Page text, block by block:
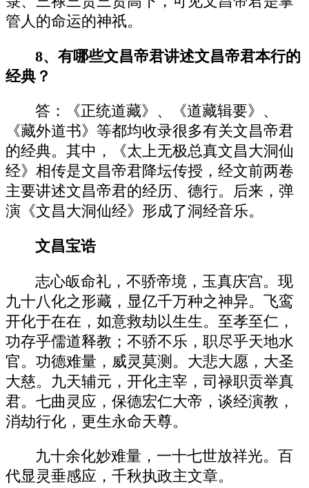
管人的命运的神祇。
8、有哪些文昌帝君讲述文昌帝君本行的
经典？
答：《正统道藏》、《道藏辑要》、
《藏外道书》等都均收录很多有关文昌帝君
的经典。其中，《太上无极总真文昌大洞仙
经》相传是文昌帝君降坛传授，经文前两卷
主要讲述文昌帝君的经历、德行。后来，弹
演《文昌大洞仙经》形成了洞经音乐。
文昌宝诰
志心皈命礼，不骄帝境，玉真庆宫。现
九十八化之形藏，显亿千万种之神异。飞鸾
开化于在在，如意救劫以生生。至孝至仁，
功存乎儒道释教；不骄不乐，职尽乎天地水
官。功德难量，威灵莫测。大悲大愿，大圣
大慈。九天辅元，开化主宰，司禄职贡举真
君。七曲灵应，保德宏仁大帝，谈经演教，
消劫行化，更生永命天尊。
九十余化妙难量，一十七世放祥光。百
代显灵垂感应，千秋执政主文章。